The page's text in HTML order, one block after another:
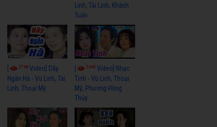
Linh, Tài Linh, Khánh
Tuấn
3768 Video] Dãy
Ngân Hà - Vũ Linh, Tài
Linh, Thoại Mỹ
3440Video] Nhạc
Tình - Vũ Linh, Thoại
Mỹ, Phương Hồng
Thủy